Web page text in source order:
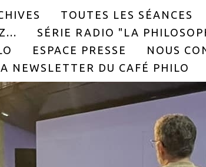
TOUTES LES SÉANCES
SÉRIE RADIO "LA
ESPACE PRESSE
NOUS
NEWSLETTER DU CAFÉ PHILO